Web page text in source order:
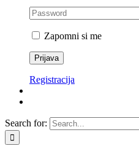
Zapomni si me
Registracija
Search for: